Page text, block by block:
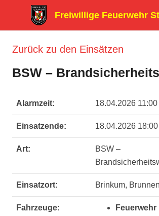
Freiwillige Feuerwehr
Zurück zu den Einsätzen
BSW –
Alarmzeit: 18.04.2026
Einsatzende: 18.04.2026
Art:
BSW –
Einsatzort: Brinkum,
Fahrzeuge: